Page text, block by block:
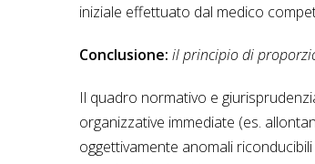
iniziale effettuato dal medico
Conclusione: il principio di
Il quadro normativo e
organizzative immediate (es.
oggettivamente anomali